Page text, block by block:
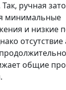
ручная
минимальные
и низкие
общие